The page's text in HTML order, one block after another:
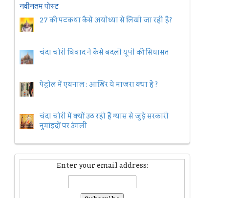
नवीनतम पोस्ट
27 की पटकथा कैसे अयोध्या से लिखी जा रही है?
चंदा चोरी विवाद ने कैसे बदली यूपी की सियासत
पेट्रोल में एथनाल : आख़िर ये माजरा क्या है ?
चंदा चोरी में क्यों उठ रही हैैं न्यास से जुड़े सरकारी
नुमांइदों पर उंगली
Enter your email address: